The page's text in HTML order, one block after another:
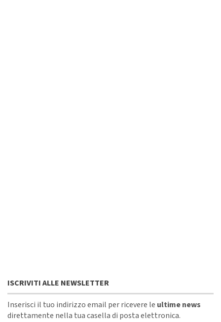
ISCRIVITI ALLE NEWSLETTER
Inserisci il tuo indirizzo email per ricevere le ultime news
direttamente nella tua casella di posta elettronica.